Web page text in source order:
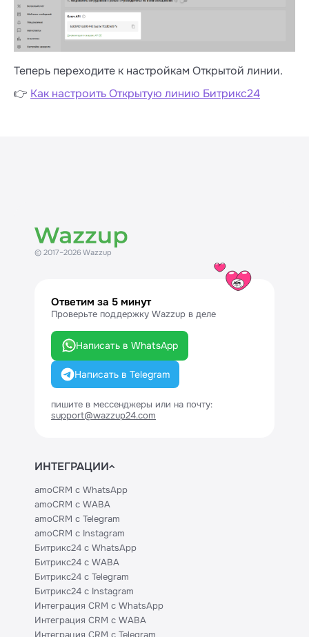
Теперь переходите к настройкам Открытой линии.
👉 Как настроить Открытую линию Битрикс24
© 2017–2026 Wazzup
Ответим за 5 минут
Проверьте поддержку Wazzup в деле
Написать в WhatsApp
Написать в Telegram
пишите в мессенджеры или на почту:
support@wazzup24.com
ИНТЕГРАЦИИ
amoCRM с WhatsApp
amoCRM с WABA
amoCRM с Telegram
amoCRM с Instagram
Битрикс24 с WhatsApp
Битрикс24 с WABA
Битрикс24 с Telegram
Битрикс24 с Instagram
Интеграция CRM с WhatsApp
Интеграция CRM с WABA
Интеграция CRM с Telegram